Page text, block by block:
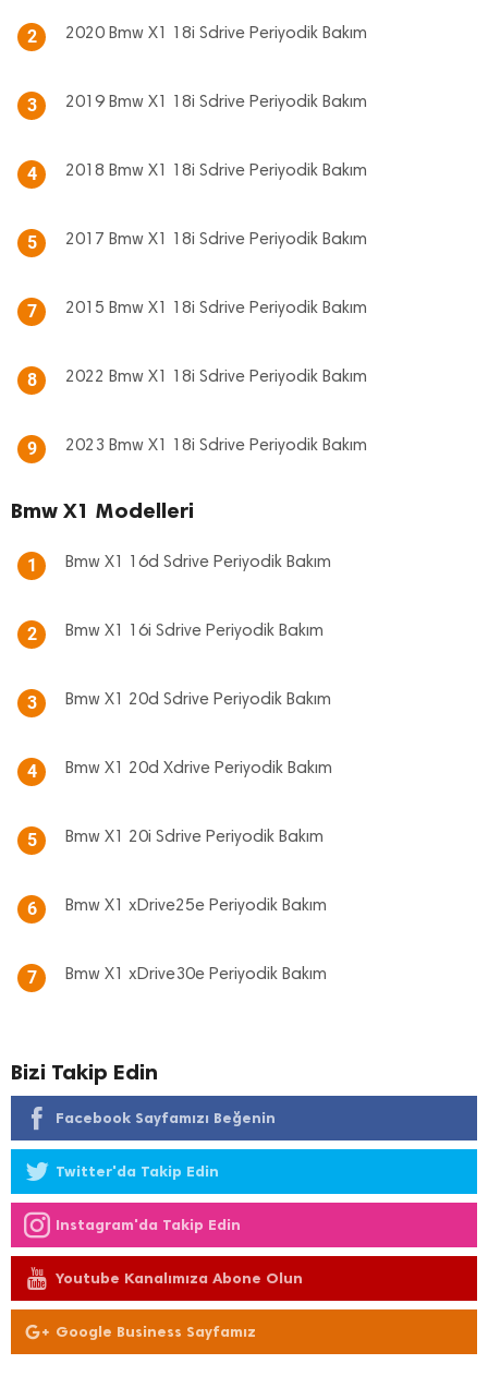
2 2020 Bmw X1 18i Sdrive Periyodik Bakım
3 2019 Bmw X1 18i Sdrive Periyodik Bakım
4 2018 Bmw X1 18i Sdrive Periyodik Bakım
5 2017 Bmw X1 18i Sdrive Periyodik Bakım
7 2015 Bmw X1 18i Sdrive Periyodik Bakım
8 2022 Bmw X1 18i Sdrive Periyodik Bakım
9 2023 Bmw X1 18i Sdrive Periyodik Bakım
Bmw X1 Modelleri
1 Bmw X1 16d Sdrive Periyodik Bakım
2 Bmw X1 16i Sdrive Periyodik Bakım
3 Bmw X1 20d Sdrive Periyodik Bakım
4 Bmw X1 20d Xdrive Periyodik Bakım
5 Bmw X1 20i Sdrive Periyodik Bakım
6 Bmw X1 xDrive25e Periyodik Bakım
7 Bmw X1 xDrive30e Periyodik Bakım
Bizi Takip Edin
Facebook Sayfamızı Beğenin
Twitter'da Takip Edin
Instagram'da Takip Edin
Youtube Kanalımıza Abone Olun
Google Business Sayfamız